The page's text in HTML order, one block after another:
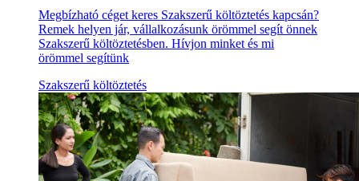
Megbízható céget keres Szakszerű költöztetés kapcsán?
Remek helyen jár, vállalkozásunk örömmel segít önnek
Szakszerű költöztetésben. Hívjon minket és mi
örömmel segítünk
Szakszerű költöztetés